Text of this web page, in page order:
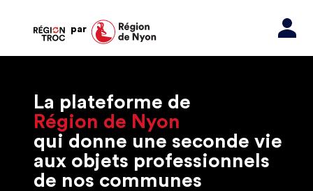
par
La plateforme de
Région de Nyon
qui donne une seconde vie
aux objets professionnels
de nos communes